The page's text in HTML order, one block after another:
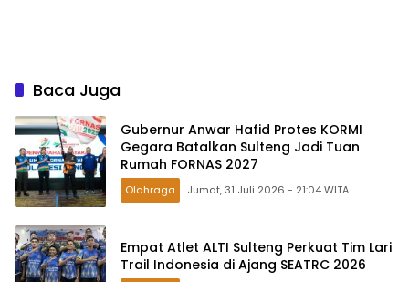
Baca Juga
Gubernur Anwar Hafid Protes KORMI
Gegara Batalkan Sulteng Jadi Tuan
Rumah FORNAS 2027
Olahraga Jumat, 31 Juli 2026 - 21:04 WITA
Empat Atlet ALTI Sulteng Perkuat Tim Lari
Trail Indonesia di Ajang SEATRC 2026